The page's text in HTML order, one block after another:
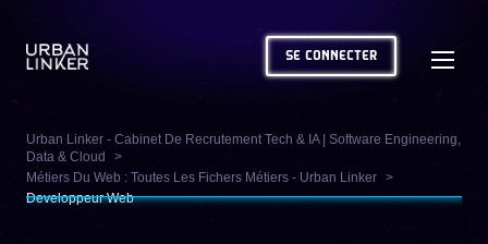
SE CONNECTER
Urban Linker - Cabinet De Recrutement Tech & IA | Software Engineering,
Data & Cloud
Métiers Du Web : Toutes Les Fichers Métiers - Urban Linker
Developpeur Web